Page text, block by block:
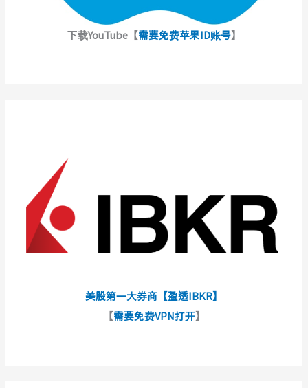
下载YouTube【需要免费苹果ID账号】
美股第一大券商【盈透IBKR】
【需要免费VPN打开】